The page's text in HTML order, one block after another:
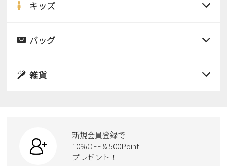
サンダル
スニーカー
カジュアルシューズ
ワークシューズ
サンダル
ローファー
キッズ
サンダル
スクール
バッグ
ボディバッグ
ハンドバッグ
雑貨
ケア用品
新規会員登録で
10%OFF & 500Point
プレゼント！